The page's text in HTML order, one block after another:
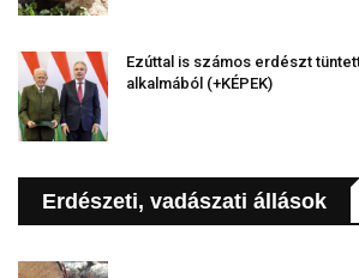
Ezúttal is számos erdészt
alkalmából (+KÉPEK)
Erdészeti, vadászati állások